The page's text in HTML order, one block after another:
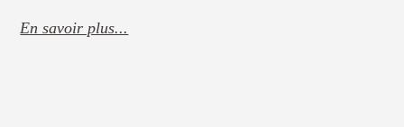
En savoir plus...